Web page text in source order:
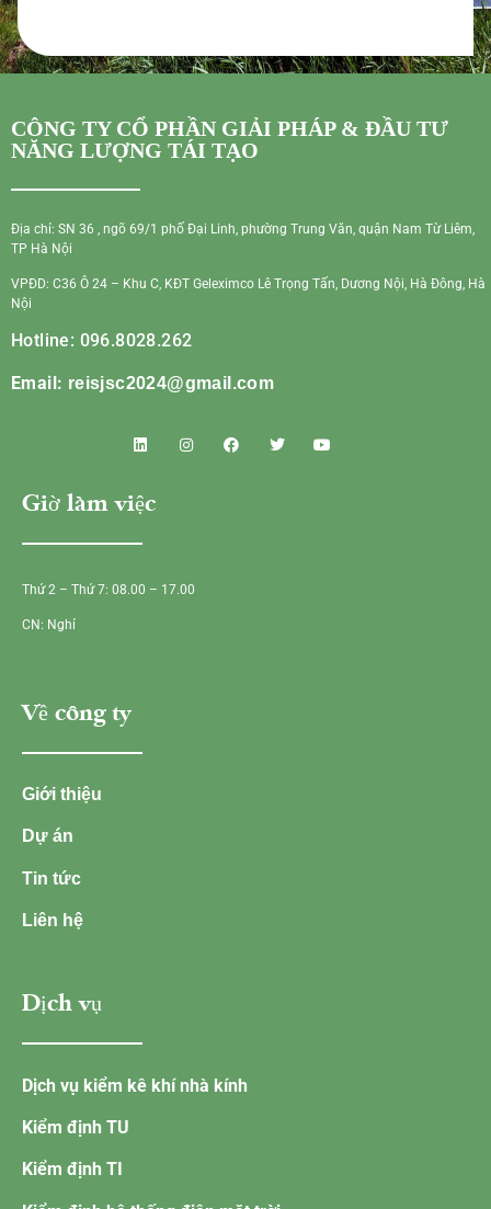
CÔNG TY CỔ PHẦN GIẢI PHÁP & ĐẦU TƯ
NĂNG LƯỢNG TÁI TẠO
Địa chỉ: SN 36 , ngõ 69/1 phố Đại Linh, phường Trung Văn, quận Nam Từ Liêm,
TP Hà Nội
VPĐD: C36 Ô 24 – Khu C, KĐT Geleximco Lê Trọng Tấn, Dương Nội, Hà Đông, Hà
Nội
Hotline: 096.8028.262
Email: reisjsc2024@gmail.com
Giờ làm việc
Thứ 2 – Thứ 7: 08.00 – 17.00
CN: Nghỉ
Về công ty
Giới thiệu
Dự án
Tin tức
Liên hệ
Dịch vụ
Dịch vụ kiểm kê khí nhà kính
Kiểm định TU
Kiểm định TI